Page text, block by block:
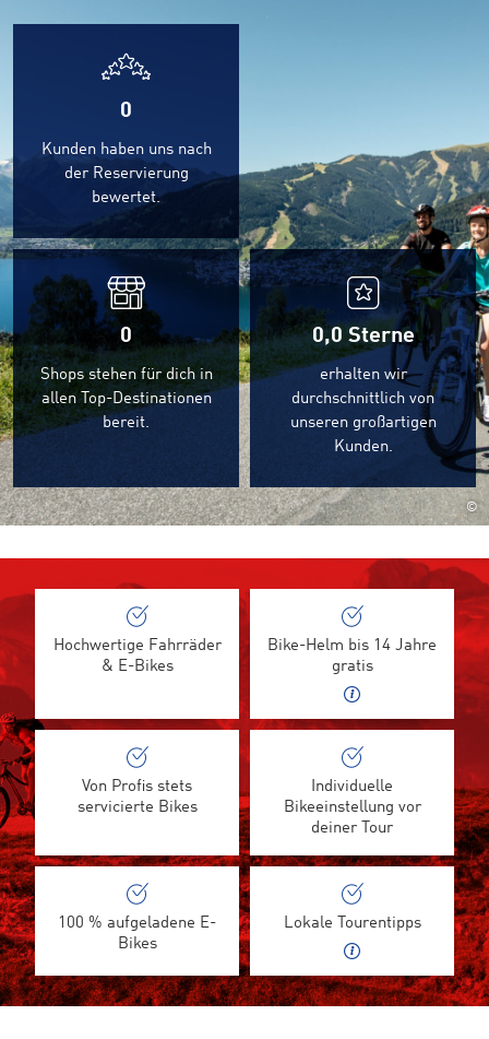
0
Kunden haben uns nach
der Reservierung
bewertet.
0
Shops stehen für dich in
allen Top-Destinationen
bereit.
0,0 Sterne
erhalten wir
durchschnittlich von
unseren großartigen
Kunden.
©
Hochwertige Fahrräder
& E-Bikes
Bike-Helm bis 14 Jahre
gratis
Von Profis stets
servicierte Bikes
Individuelle
Bikeeinstellung vor
deiner Tour
100 % aufgeladene E-
Bikes
Lokale Tourentipps